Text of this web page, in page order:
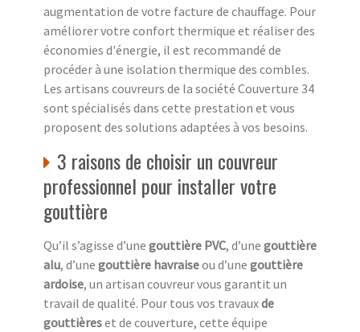
augmentation de votre facture de chauffage. Pour
améliorer votre confort thermique et réaliser des
économies d'énergie, il est recommandé de
procéder à une isolation thermique des combles.
Les artisans couvreurs de la société Couverture 34
sont spécialisés dans cette prestation et vous
proposent des solutions adaptées à vos besoins.
3 raisons de choisir un couvreur
professionnel pour installer votre
gouttière
Qu’il s’agisse d’une gouttière PVC, d’une gouttière
alu, d’une gouttière havraiseou d’une gouttière
ardoise, un artisan couvreur vous garantit un
travail de qualité. Pour tous vos travauxde
gouttièreset de couverture, cette équipe